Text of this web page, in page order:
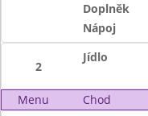
Doplněk
Nápoj
2
Jídlo
Menu Chod